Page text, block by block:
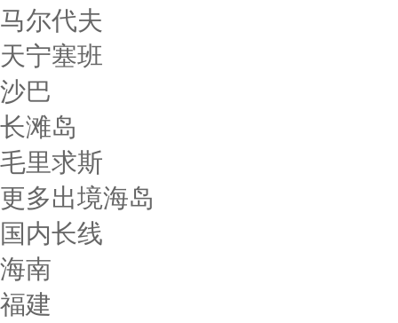
马尔代夫
天宁塞班
沙巴
长滩岛
毛里求斯
更多出境海岛
国内长线
海南
福建